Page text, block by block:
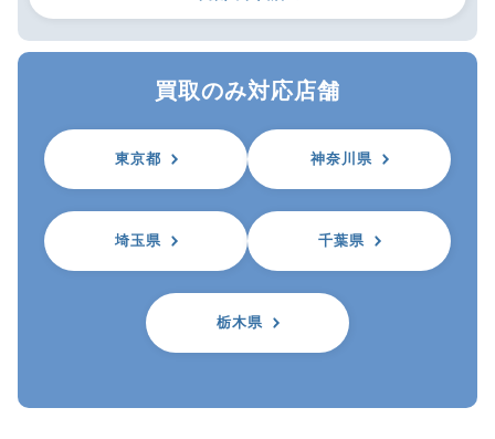
買取のみ対応店舗
東京都 神奈川県
埼玉県 千葉県
栃木県